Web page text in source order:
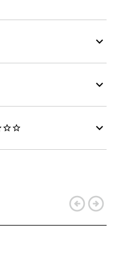
arrow_circle_leftarrow_circle_right